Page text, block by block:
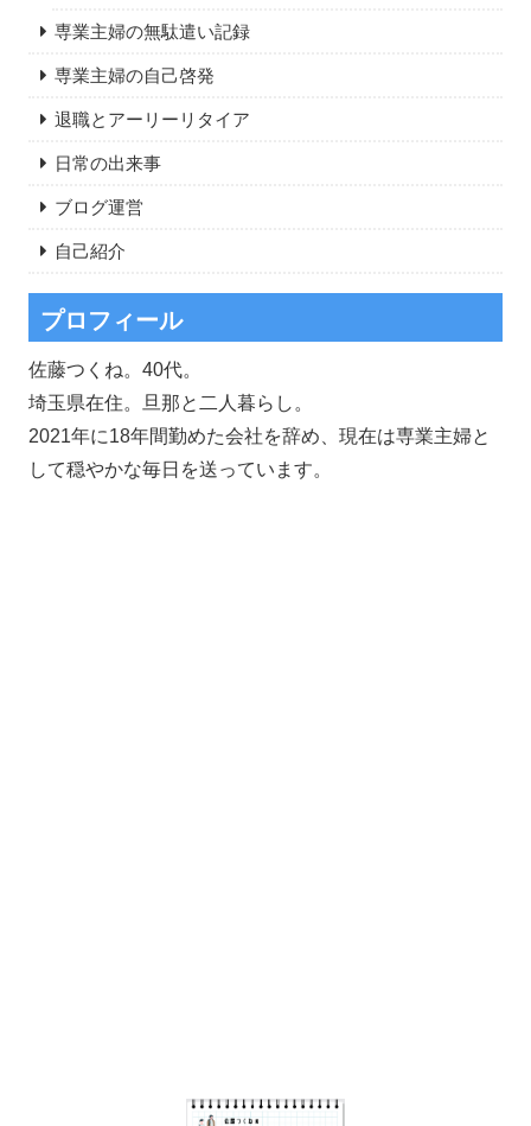
専業主婦の無駄遣い記録
専業主婦の自己啓発
退職とアーリーリタイア
日常の出来事
ブログ運営
自己紹介
プロフィール
佐藤つくね。40代。
埼玉県在住。旦那と二人暮らし。
2021年に18年間勤めた会社を辞め、現在は専業主婦と
して穏やかな毎日を送っています。